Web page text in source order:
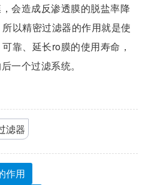
会造成反渗透膜的脱盐率降
以精密过滤器的作用就是使
靠、延长ro膜的使用寿命，
一个过滤系统。
滤器
作用